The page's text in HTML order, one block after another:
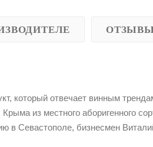
который отвечает винным
из местного аборигенного
в Севастополе, бизнесмен